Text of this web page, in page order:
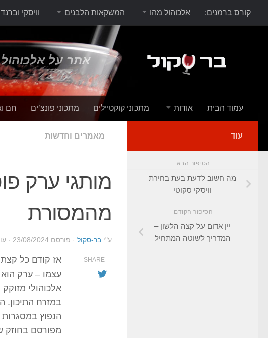
קורס ברמנים: אלכוהול מהו המשקאות הלבנים וויסקי
אתר על אלכוהול
עמוד הבית אודות מתכוני קוקטיילים מתכוני פונצ’ים חם
מאמרים וחדשות
מהמסורת
ע"י בר-סקול · פורסם 23/08/2024
·
אז קודם כל
עצמו – ערק
אלכוהולי
במזרח התיכון.
הנפוץ
מפורסם בחוזק
SHARE
עוד
הסיפור הבא
מה חשוב לדעת בעת בחירת
וויסקי סקוטי
הסיפור הקודם
יין אדום על קצה הלשון –
המדריך לשוטה המתחיל